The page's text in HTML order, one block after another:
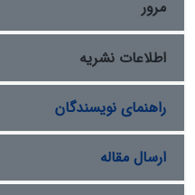
مرور
اطلاعات نشریه
راهنمای نویسندگان
ارسال مقاله